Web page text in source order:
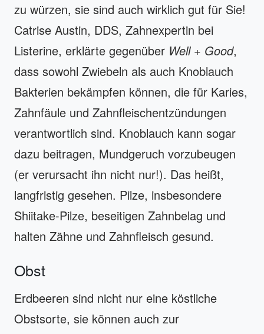
zu würzen, sie sind auch wirklich gut für Sie!
Catrise Austin, DDS, Zahnexpertin bei
Listerine, erklärte gegenüber Well + Good,
dass sowohl Zwiebeln als auch Knoblauch
Bakterien bekämpfen können, die für Karies,
Zahnfäule und Zahnfleischentzündungen
verantwortlich sind. Knoblauch kann sogar
dazu beitragen, Mundgeruch vorzubeugen
(er verursacht ihn nicht nur!). Das heißt,
langfristig gesehen. Pilze, insbesondere
Shiitake-Pilze, beseitigen Zahnbelag und
halten Zähne und Zahnfleisch gesund.
Obst
Erdbeeren sind nicht nur eine köstliche
Obstsorte, sie können auch zur